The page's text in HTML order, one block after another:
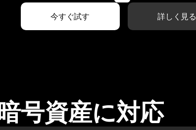
今すぐ試す 詳しく見る
号資産に対応